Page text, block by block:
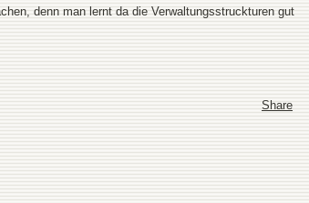
denn man lernt da die Verwaltungsstruckturen gut
Share